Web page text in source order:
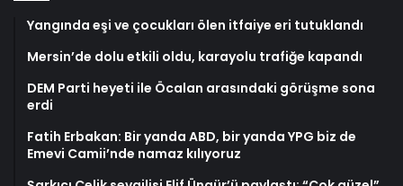
Yangında eşi ve çocukları ölen itfaiye eri tutuklandı
Mersin’de dolu etkili oldu, karayolu trafiğe kapandı
DEM Parti heyeti ile Öcalan arasındaki görüşme sona
erdi
Fatih Erbakan: Bir yanda ABD, bir yanda YPG biz de
Emevi Camii’nde namaz kılıyoruz